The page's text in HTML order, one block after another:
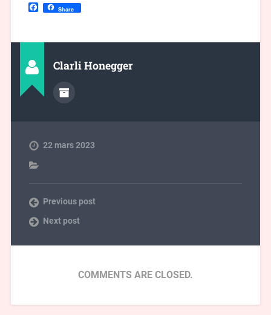
Facebook
Share
Clarli Honegger
22 mars 2023
Previous post
Next post
COMMENTS ARE CLOSED.